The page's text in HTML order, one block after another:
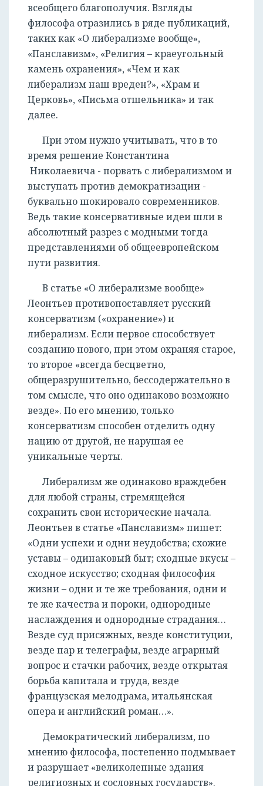
всеобщего благополучия. Взгляды
философа отразились в ряде публикаций,
таких как «О либерализме вообще»,
«Панславизм», «Религия – краеугольный
камень охранения», «Чем и как
либерализм наш вреден?», «Храм и
Церковь», «Письма отшельника» и так
далее.
При этом нужно учитывать, что в то
время решение Константина
Николаевича - порвать с либерализмом и
выступать против демократизации -
буквально шокировало современников.
Ведь такие консервативные идеи шли в
абсолютный разрез с модными тогда
представлениями об общеевропейском
пути развития.
В статье «О либерализме вообще»
Леонтьев противопоставляет русский
консерватизм («охранение») и
либерализм. Если первое способствует
созданию нового, при этом охраняя старое,
то второе «всегда бесцветно,
общеразрушительно, бессодержательно в
том смысле, что оно одинаково возможно
везде». По его мнению, только
консерватизм способен отделить одну
нацию от другой, не нарушая ее
уникальные черты.
Либерализм же одинаково враждебен
для любой страны, стремящейся
сохранить свои исторические начала.
Леонтьев в статье «Панславизм» пишет:
«Одни успехи и одни неудобства; схожие
уставы – одинаковый быт; сходные вкусы –
сходное искусство; сходная философия
жизни – одни и те же требования, одни и
те же качества и пороки, однородные
наслаждения и однородные страдания…
Везде суд присяжных, везде конституции,
везде пар и телеграфы, везде аграрный
вопрос и стачки рабочих, везде открытая
борьба капитала и труда, везде
французская мелодрама, итальянская
опера и английский роман…».
Демократический либерализм, по
мнению философа, постепенно подмывает
и разрушает «великолепные здания
религиозных и сословных государств».